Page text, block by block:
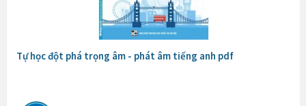
Tự học đột phá trọng âm - phát âm tiếng anh pdf